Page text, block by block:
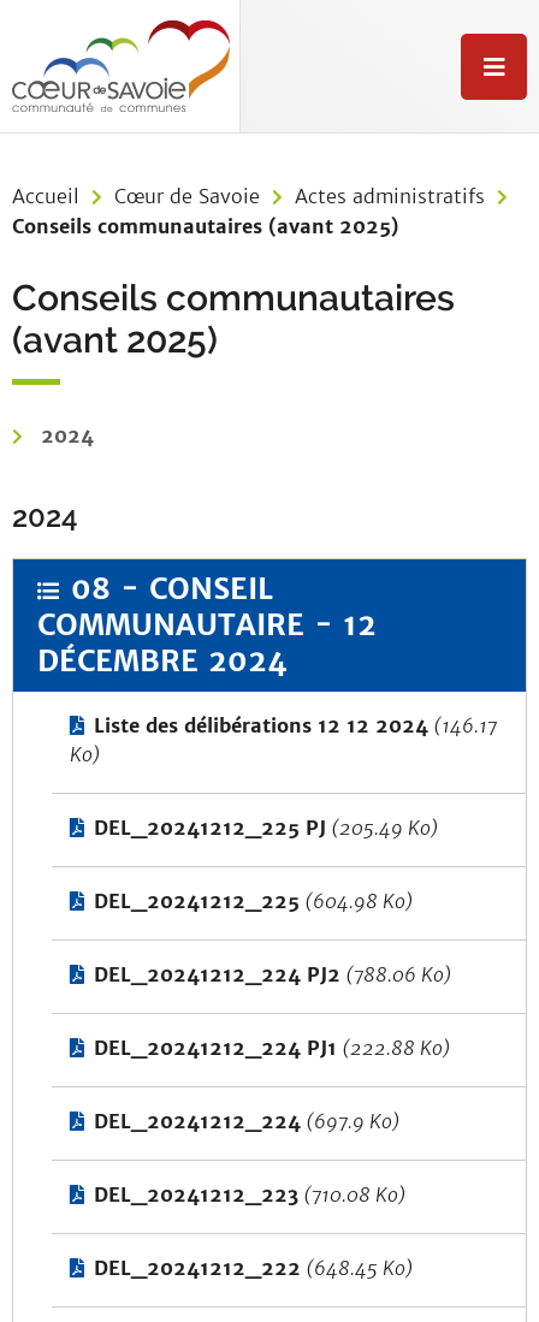
Aller à la recherche
M
e
Accueil
Cœur de Savoie
Actes administratifs
Conseils communautaires (avant 2025)
Conseils communautaires
(avant 2025)
2024
2024
08 - CONSEIL
COMMUNAUTAIRE - 12
DÉCEMBRE 2024
Liste des délibérations 12 12 2024 (146.17
Ko)
DEL_20241212_225 PJ (205.49 Ko)
DEL_20241212_225 (604.98 Ko)
DEL_20241212_224 PJ2 (788.06 Ko)
DEL_20241212_224 PJ1 (222.88 Ko)
DEL_20241212_224 (697.9 Ko)
DEL_20241212_223 (710.08 Ko)
DEL_20241212_222 (648.45 Ko)